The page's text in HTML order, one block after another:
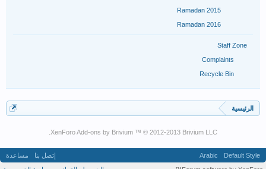
Ramadan 2015
Ramadan 2016
Staff Zone
Complaints
Recycle Bin
الرئيسية
XenForo Add-ons by Brivium ™ © 2012-2013 Brivium LLC.
Default Style
Arabic إتصل بنا
مساعدة